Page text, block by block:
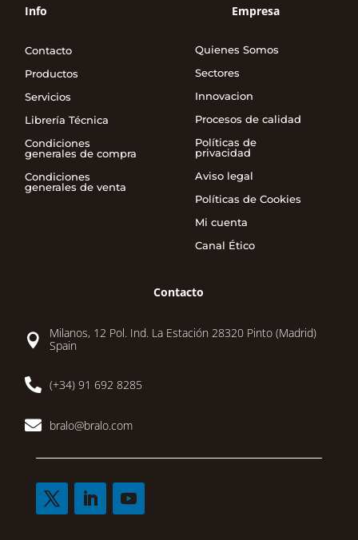
Info
Contacto
Productos
Servicios
Librería Técnica
Condiciones
generales de compra
Condiciones
generales de venta
Empresa
Quienes Somos
Sectores
Innovacion
Procesos de calidad
Políticas de
privacidad
Aviso legal
Políticas de Cookies
Mi cuenta
Canal Ético
Contacto

Milanos, 12 Pol. Ind. La Estación 28320 Pinto (Madrid)
Spain
 (+34) 91 692 8285
 bralo@bralo.com